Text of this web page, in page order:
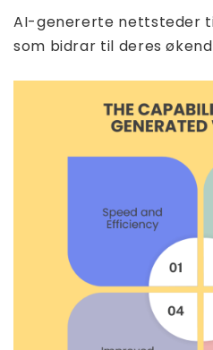
AI-genererte nettsteder
som bidrar til deres